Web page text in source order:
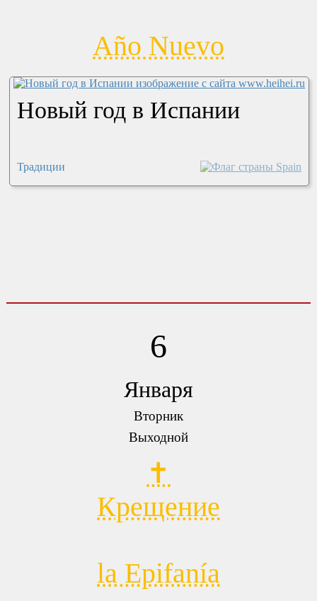
Año Nuevo
Новый год в Испании
Традиции
6
Января
Вторник
Выходной
✝
Крещение
la Epifanía